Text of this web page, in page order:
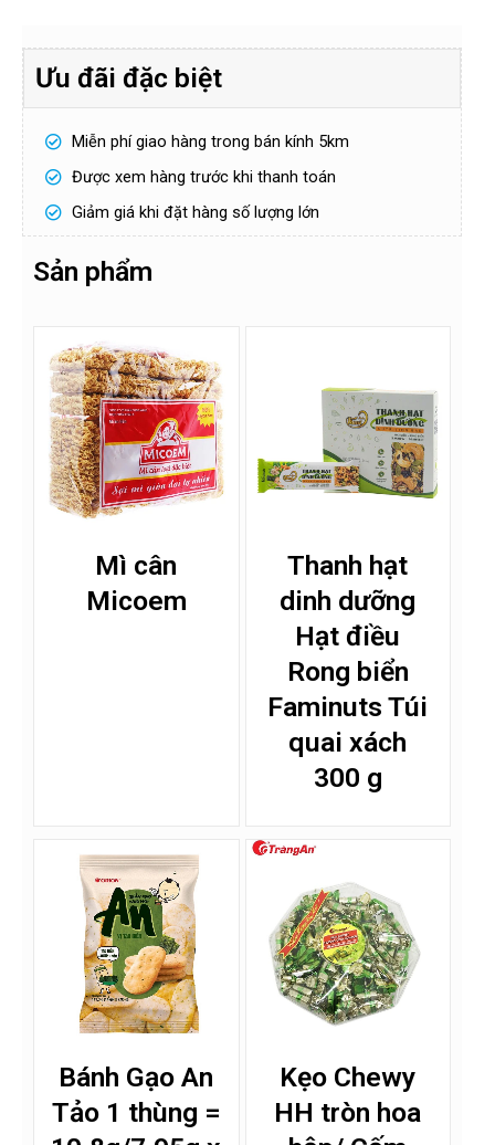
Ưu đãi đặc biệt
Miễn phí giao hàng trong bán kính 5km
Được xem hàng trước khi thanh toán
Giảm giá khi đặt hàng số lượng lớn
Sản phẩm
Mì cân
Micoem
Thanh hạt
dinh dưỡng
Hạt điều
Rong biển
Faminuts Túi
quai xách
300 g
Bánh Gạo An
Tảo 1 thùng =
Kẹo Chewy
HH tròn hoa
ọ
à
ê
S
đ
!
*